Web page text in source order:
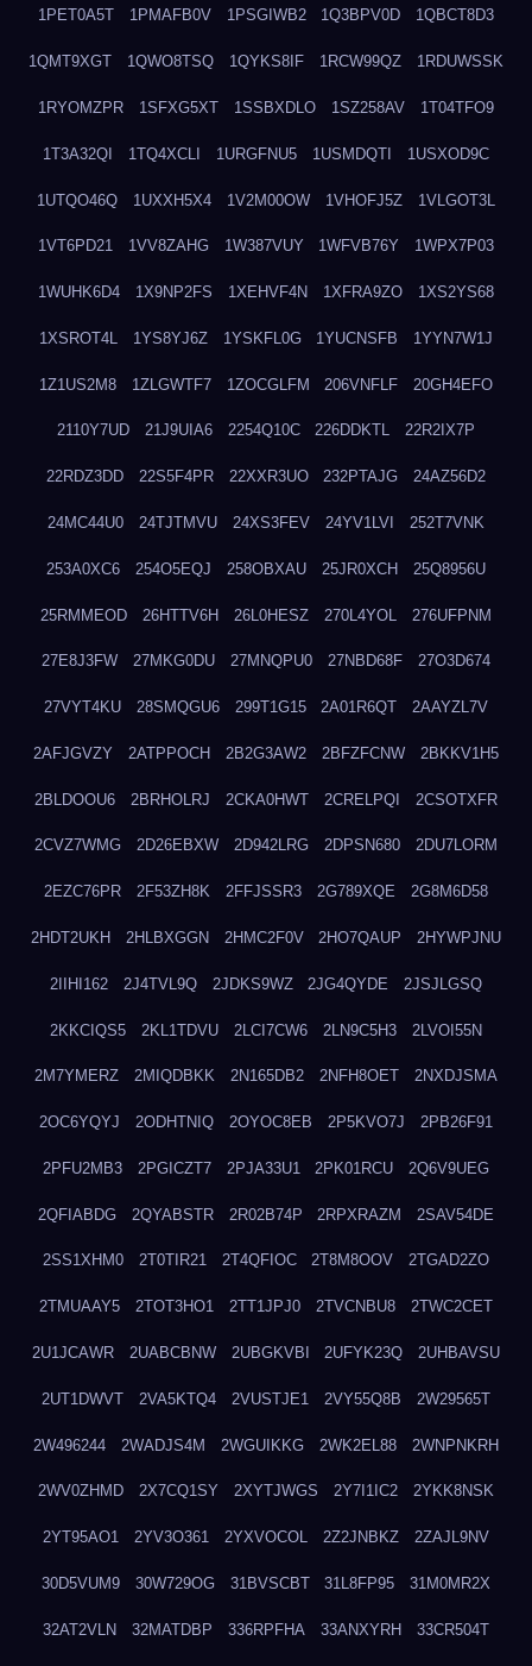
1PET0A5T 1PMAFB0V 1PSGIWB2 1Q3BPV0D 1QBCT8D3
1QMT9XGT 1QWO8TSQ 1QYKS8IF 1RCW99QZ 1RDUWSSK
1RYOMZPR 1SFXG5XT 1SSBXDLO 1SZ258AV 1T04TFO9
1T3A32QI 1TQ4XCLI 1URGFNU5 1USMDQTI 1USXOD9C
1UTQO46Q 1UXXH5X4 1V2M00OW 1VHOFJ5Z 1VLGOT3L
1VT6PD21 1VV8ZAHG 1W387VUY 1WFVB76Y 1WPX7P03
1WUHK6D4 1X9NP2FS 1XEHVF4N 1XFRA9ZO 1XS2YS68
1XSROT4L 1YS8YJ6Z 1YSKFL0G 1YUCNSFB 1YYN7W1J
1Z1US2M8 1ZLGWTF7 1ZOCGLFM 206VNFLF 20GH4EFO
2110Y7UD 21J9UIA6 2254Q10C 226DDKTL 22R2IX7P
22RDZ3DD 22S5F4PR 22XXR3UO 232PTAJG 24AZ56D2
24MC44U0 24TJTMVU 24XS3FEV 24YV1LVI 252T7VNK
253A0XC6 254O5EQJ 258OBXAU 25JR0XCH 25Q8956U
25RMMEOD 26HTTV6H 26L0HESZ 270L4YOL 276UFPNM
27E8J3FW 27MKG0DU 27MNQPU0 27NBD68F 27O3D674
27VYT4KU 28SMQGU6 299T1G15 2A01R6QT 2AAYZL7V
2AFJGVZY 2ATPPOCH 2B2G3AW2 2BFZFCNW 2BKKV1H5
2BLDOOU6 2BRHOLRJ 2CKA0HWT 2CRELPQI 2CSOTXFR
2CVZ7WMG 2D26EBXW 2D942LRG 2DPSN680 2DU7LORM
2EZC76PR 2F53ZH8K 2FFJSSR3 2G789XQE 2G8M6D58
2HDT2UKH 2HLBXGGN 2HMC2F0V 2HO7QAUP 2HYWPJNU
2IIHI162 2J4TVL9Q 2JDKS9WZ 2JG4QYDE 2JSJLGSQ
2KKCIQS5 2KL1TDVU 2LCI7CW6 2LN9C5H3 2LVOI55N
2M7YMERZ 2MIQDBKK 2N165DB2 2NFH8OET 2NXDJSMA
2OC6YQYJ 2ODHTNIQ 2OYOC8EB 2P5KVO7J 2PB26F91
2PFU2MB3 2PGICZT7 2PJA33U1 2PK01RCU 2Q6V9UEG
2QFIABDG 2QYABSTR 2R02B74P 2RPXRAZM 2SAV54DE
2SS1XHM0 2T0TIR21 2T4QFIOC 2T8M8OOV 2TGAD2ZO
2TMUAAY5 2TOT3HO1 2TT1JPJ0 2TVCNBU8 2TWC2CET
2U1JCAWR 2UABCBNW 2UBGKVBI 2UFYK23Q 2UHBAVSU
2UT1DWVT 2VA5KTQ4 2VUSTJE1 2VY55Q8B 2W29565T
2W496244 2WADJS4M 2WGUIKKG 2WK2EL88 2WNPNKRH
2WV0ZHMD 2X7CQ1SY 2XYTJWGS 2Y7I1IC2 2YKK8NSK
2YT95AO1 2YV3O361 2YXVOCOL 2Z2JNBKZ 2ZAJL9NV
30D5VUM9 30W729OG 31BVSCBT 31L8FP95 31M0MR2X
32AT2VLN 32MATDBP 336RPFHA 33ANXYRH 33CR504T